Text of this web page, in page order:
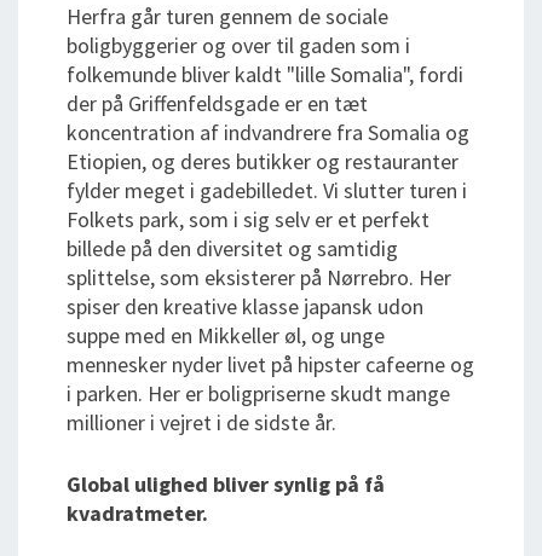
Herfra går turen gennem de sociale
boligbyggerier og over til gaden som i
folkemunde bliver kaldt "lille Somalia", fordi
der på Griffenfeldsgade er en tæt
koncentration af indvandrere fra Somalia og
Etiopien, og deres butikker og restauranter
fylder meget i gadebilledet. Vi slutter turen i
Folkets park, som i sig selv er et perfekt
billede på den diversitet og samtidig
splittelse, som eksisterer på Nørrebro. Her
spiser den kreative klasse japansk udon
suppe med en Mikkeller øl, og unge
mennesker nyder livet på hipster cafeerne og
i parken. Her er boligpriserne skudt mange
millioner i vejret i de sidste år.
Global ulighed bliver synlig på få
kvadratmeter.